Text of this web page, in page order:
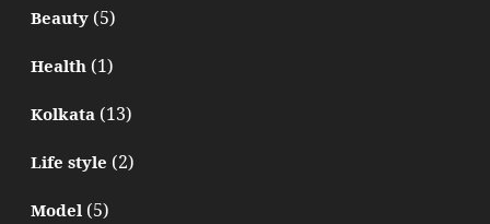
Beauty(5)
Health(1)
Kolkata(13)
Life style (2)
Model(5)